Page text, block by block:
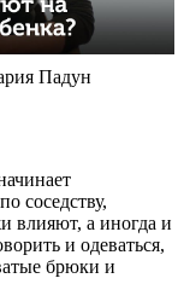
Падун
соседству,
влияют, а иногда и
и одеваться,
брюки и